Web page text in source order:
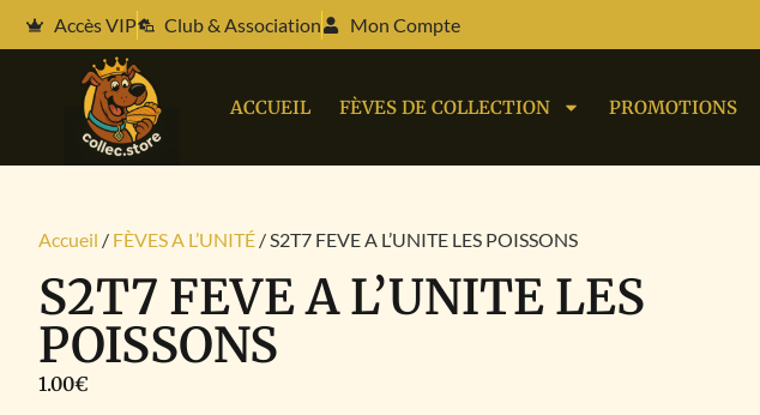
Accès VIP Club & Association Mon Compte
ACCUEIL FÈVES DE COLLECTION PROMOTIONS
Accueil / FÈVES A L’UNITÉ / S2T7 FEVE A L’UNITE LES POISSONS
S2T7 FEVE A L’UNITE LES
POISSONS
1.00€